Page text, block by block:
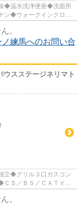
◆温水洗浄便座◆洗面所
ン◆ウォークインクロー
。
練馬へのお問い合
スステージネリマト
◆グリル３口ガスコン
ＣＳ／ＢＳ／ＣＡＴＶ◆
。